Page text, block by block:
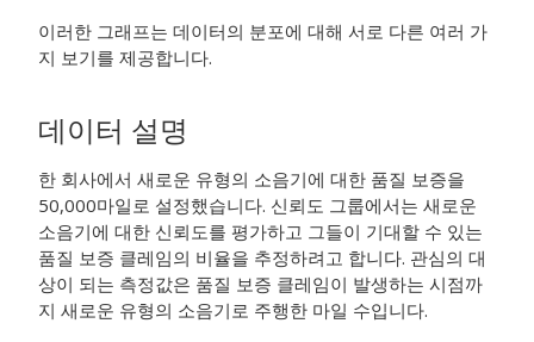
이러한 그래프는 데이터의 분포에 대해 서로 다른 여러 가
지 보기를 제공합니다.
데이터 설명
한 회사에서 새로운 유형의 소음기에 대한 품질 보증을
50,000마일로 설정했습니다. 신뢰도 그룹에서는 새로운
소음기에 대한 신뢰도를 평가하고 그들이 기대할 수 있는
품질 보증 클레임의 비율을 추정하려고 합니다. 관심의 대
상이 되는 측정값은 품질 보증 클레임이 발생하는 시점까
지 새로운 유형의 소음기로 주행한 마일 수입니다.